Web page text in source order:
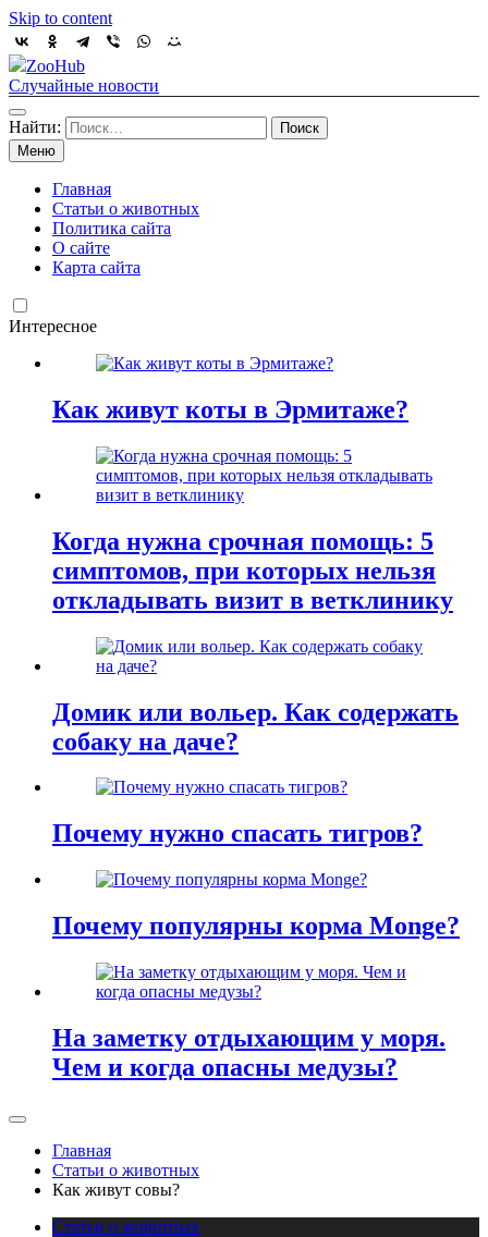
Skip to content
ZooHub
Случайные новости
Найти:
Меню
Главная
Статьи о животных
Политика сайта
О сайте
Карта сайта
Интересное
Как живут коты в Эрмитаже?
Когда нужна срочная помощь: 5
симптомов, при которых нельзя
откладывать визит в ветклинику
Домик или вольер. Как содержать
собаку на даче?
Почему нужно спасать тигров?
Почему популярны корма Monge?
На заметку отдыхающим у моря.
Чем и когда опасны медузы?
Главная
Статьи о животных
Как живут совы?
Статьи о животных